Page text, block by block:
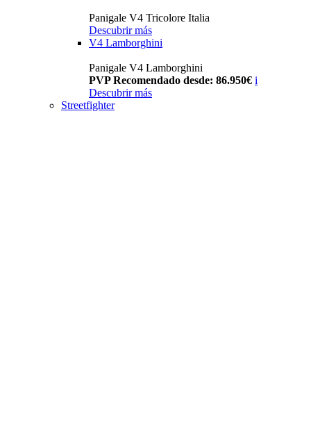
Panigale V4 Tricolore Italia
Descubrir más
V4 Lamborghini
Panigale V4 Lamborghini
PVP Recomendado desde: 86.950€ i
Descubrir más
Streetfighter